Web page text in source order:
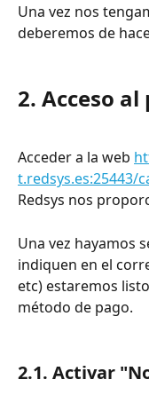
Una vez nos
deberemos de
2. Acceso al
Acceder a la web
t.redsys.es:25443/
Redsys nos
Una vez hayamos
indiquen en el
etc) estaremos
método de pago.
2.1. Activar